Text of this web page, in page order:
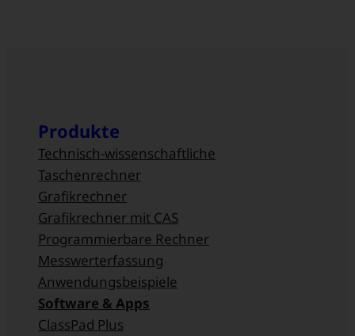
Produkte
Technisch-wissenschaftliche
Taschenrechner
Grafikrechner
Grafikrechner mit CAS
Programmierbare Rechner
Messwert­erfassung
Anwendungsbeispiele
Software & Apps
ClassPad Plus